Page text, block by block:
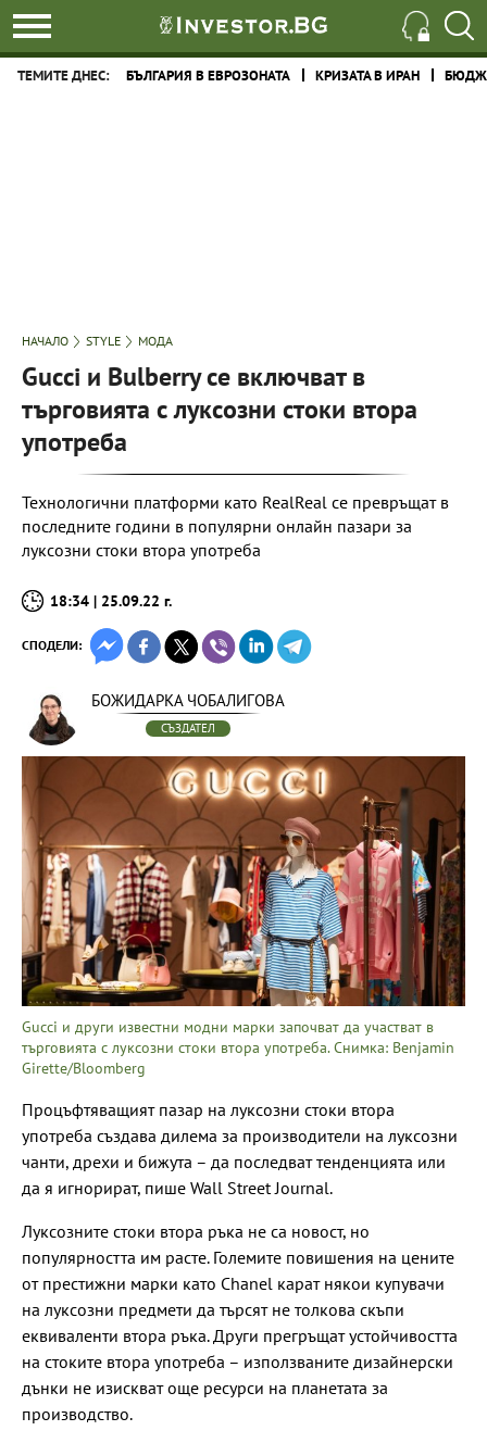
ТЕМИТЕ ДНЕС: БЪЛГАРИЯ В ЕВРОЗОНАТА КРИЗАТА В ИРАН
НАЧАЛО STYLE МОДА
Gucci и Bulberry се включват в
търговията с луксозни стоки втора
употреба
Технологични платформи като RealReal се превръщат в
последните години в популярни онлайн пазари за
луксозни стоки втора употреба
18:34 | 25.09.22 г.
СПОДЕЛИ:
БОЖИДАРКА ЧОБАЛИГОВА
СЪЗДАТЕЛ
Gucci и други известни модни марки започват да участват в
търговията с луксозни стоки втора употреба. Снимка: Benjamin
Girette/Bloomberg
Процъфтяващият пазар на луксозни стоки втора
употреба създава дилема за производители на луксозни
чанти, дрехи и бижута – да последват тенденцията или
да я игнорират, пише Wall Street Journal.
Луксозните стоки втора ръка не са новост, но
популярността им расте. Големите повишения на цените
от престижни марки като Chanel карат някои купувачи
на луксозни предмети да търсят не толкова скъпи
еквиваленти втора ръка. Други прегръщат устойчивостта
на стоките втора употреба – използваните дизайнерски
дънки не изискват още ресурси на планетата за
производство.